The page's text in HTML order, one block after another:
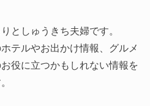
としゅうきち夫婦です。
テルやお出かけ情報、グルメ
役に立つかもしれない情報を